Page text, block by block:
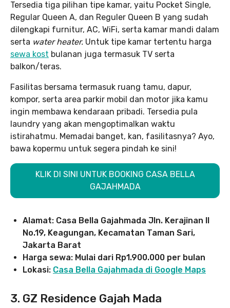
Tersedia tiga pilihan tipe kamar, yaitu Pocket Single,
Regular Queen A, dan Reguler Queen B yang sudah
dilengkapi furnitur, AC, WiFi, serta kamar mandi dalam
serta water heater. Untuk tipe kamar tertentu harga
sewa kost bulanan juga termasuk TV serta
balkon/teras.
Fasilitas bersama termasuk ruang tamu, dapur,
kompor, serta area parkir mobil dan motor jika kamu
ingin membawa kendaraan pribadi. Tersedia pula
laundry yang akan mengoptimalkan waktu
istirahatmu. Memadai banget, kan, fasilitasnya? Ayo,
bawa kopermu untuk segera pindah ke sini!
KLIK DI SINI UNTUK BOOKING CASA BELLA
GAJAHMADA
Alamat: Casa Bella Gajahmada Jln. Kerajinan II
No.19, Keagungan, Kecamatan Taman Sari,
Jakarta Barat
Harga sewa: Mulai dari Rp1.900.000 per bulan
Lokasi: Casa Bella Gajahmada di Google Maps
3. GZ Residence Gajah Mada